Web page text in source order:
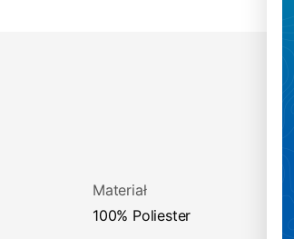
Materiał
100% Poliester